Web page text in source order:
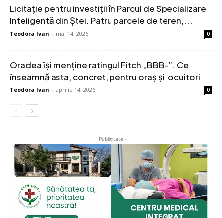
Licitație pentru investiții în Parcul de Specializare
Inteligentă din Ștei. Patru parcele de teren,...
Teodora Ivan - mai 14, 2026 0
Oradea își menține ratingul Fitch „BBB-”. Ce
înseamnă asta, concret, pentru oraș și locuitori
Teodora Ivan - aprilie 14, 2026 0
- Publicitate -